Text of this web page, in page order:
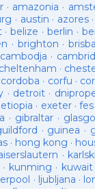
· amazonia ·
· austin · azores·
·belize · berlin ·
· brighton ·
cambodja ·
·
cordoba · corfu ·
· detroit·
etiopia · exeter· fes
· gibraltar ·
· guinea ·
· hong kong ·
·
kunming · kuwait
· ljubljana ·